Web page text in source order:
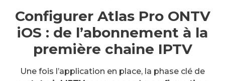
Configurer Atlas Pro ONTV
iOS : de l’abonnement à la
première chaine IPTV
Une fois l’application en place, la phase clé de